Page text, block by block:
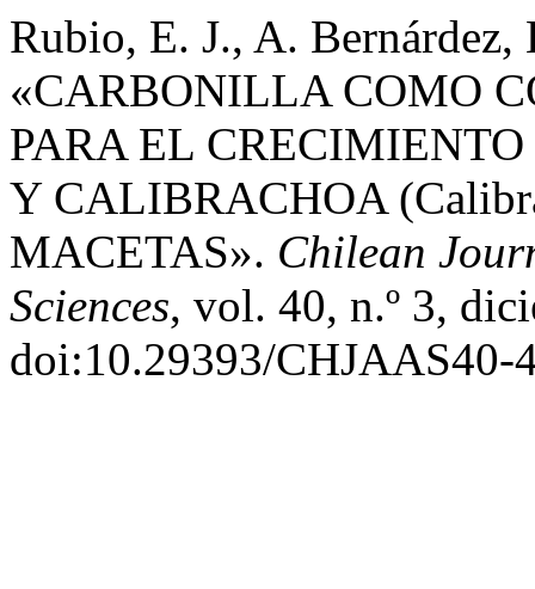
Rubio, E. J., A.
«CARBONILLA COMO
PARA EL
Y CALIBRACHOA
MACETAS». Chilean
Sciences, vol. 40, n.º 3,
doi:10.29393/CHJAAS40-